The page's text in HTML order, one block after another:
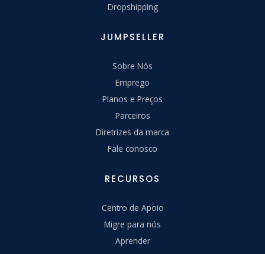
Dropshipping
JUMPSELLER
Sobre Nós
Emprego
Planos e Preços
Parceiros
Diretrizes da marca
Fale conosco
RECURSOS
Centro de Apoio
Migre para nós
Aprender